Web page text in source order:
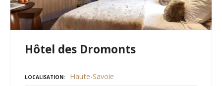
Hôtel des Dromonts
LOCALISATION Haute-Savoie